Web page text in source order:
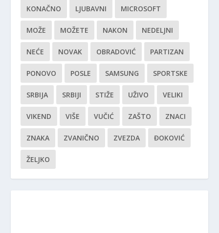
KONAČNO LJUBAVNI MICROSOFT
MOŽE MOŽETE NAKON NEDELJNI
NEĆE NOVAK OBRADOVIĆ PARTIZAN
PONOVO POSLE SAMSUNG SPORTSKE
SRBIJA SRBIJI STIŽE UŽIVO VELIKI
VIKEND VIŠE VUČIĆ ZAŠTO ZNACI
ZNAKA ZVANIČNO ZVEZDA ĐOKOVIĆ
ŽELJKO